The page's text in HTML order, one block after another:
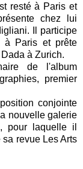
resté à Paris et
chez lui
Il participe
à Paris et prête
à Zurich.
de l'album
premier
conjointe
nouvelle galerie
pour laquelle il
revue Les Arts